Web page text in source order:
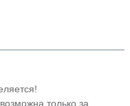
только за